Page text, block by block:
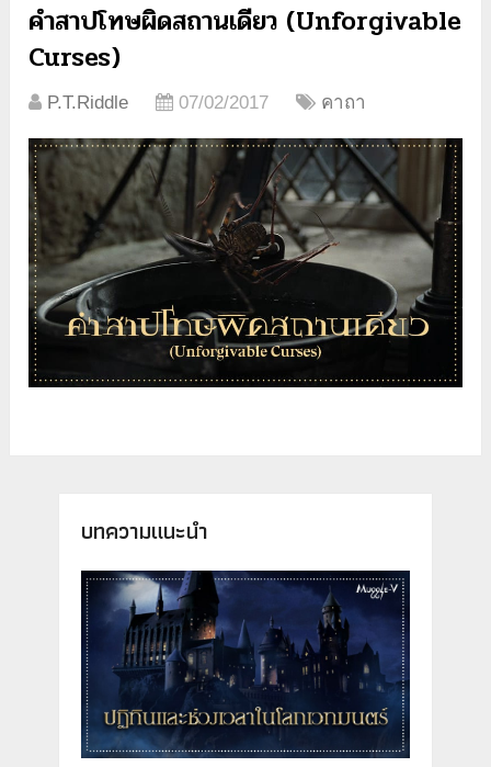
คำสาปโทษผิดสถานเดียว (Unforgivable
Curses)
P.T.Riddle 07/02/2017 คาถา
บทความแนะนำ